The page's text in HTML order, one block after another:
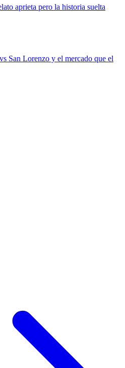
aprieta pero la historia suelta
San Lorenzo y el mercado que el